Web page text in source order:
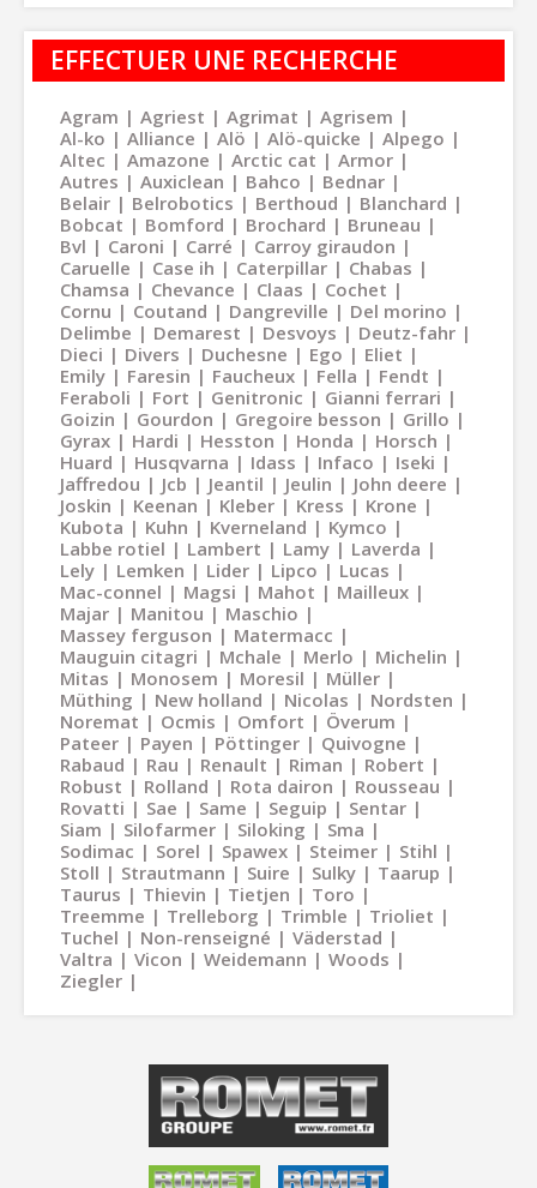
EFFECTUER UNE RECHERCHE
Agram Agriest Agrimat
Agrisem
Al-ko
Alliance Alö Alö-quicke
Alpego
Altec
Amazone Arctic cat
Armor
Autres
Auxiclean Bahco
Bednar
Belair
Belrobotics Berthoud
Blanchard
Bobcat
Bomford Brochard
Bruneau
Bvl
Caroni Carré
Carroy giraudon
Caruelle
Case ih Caterpillar
Chabas
Chamsa
Chevance Claas
Cochet
Cornu
Coutand Dangreville
Del morino
Delimbe
Demarest Desvoys
Deutz-fahr
Dieci
Divers Duchesne Ego
Eliet
Emily
Faresin Faucheux Fella
Fendt
Feraboli
Fort Genitronic
Gianni ferrari
Goizin
Gourdon Gregoire besson
Grillo
Gyrax
Hardi Hesston Honda
Horsch
Huard
Husqvarna Idass Infaco
Iseki
Jaffredou
Jcb Jeantil Jeulin
John deere
Joskin
Keenan Kleber Kress
Krone
Kubota
Kuhn Kverneland
Kymco
Labbe rotiel
Lambert Lamy
Laverda
Lely
Lemken Lider Lipco
Lucas
Mac-connel
Magsi Mahot
Mailleux
Majar
Manitou
Maschio
Massey ferguson
Matermacc
Mauguin citagri
Mchale Merlo
Michelin
Mitas
Monosem Moresil
Müller
Müthing
New holland Nicolas
Nordsten
Noremat
Ocmis Omfort
Överum
Pateer
Payen Pöttinger
Quivogne
Rabaud
Rau Renault Riman
Robert
Robust
Rolland Rota dairon
Rousseau
Rovatti
Sae Same Seguip
Sentar
Siam
Silofarmer Siloking
Sma
Sodimac
Sorel Spawex Steimer
Stihl
Stoll
Strautmann Suire Sulky
Taarup
Taurus
Thievin Tietjen
Toro
Treemme
Trelleborg Trimble
Trioliet
Tuchel
Non-renseigné
Väderstad
Valtra
Vicon Weidemann
Woods
Ziegler